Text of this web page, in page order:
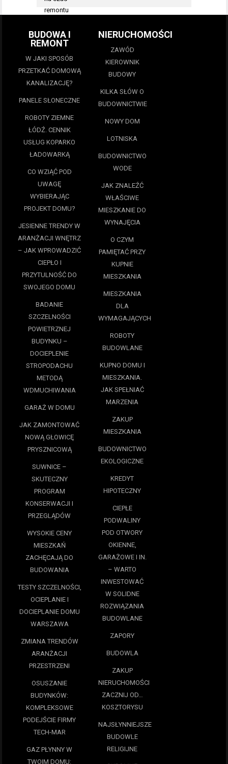
BUDOWA I
REMONT
W JAKI SPOSÓB
PRZETKAĆ DOMOWĄ
KANALIZACJĘ?
PANELE SŁONECZNE
ROBOTY ZIEMNE
ŁÓDŹ. CENNIK
USŁUG KOPARKO
ŁADOWARKĄ
CO WZIĄĆ POD
UWAGĘ
WYBIERAJĄC
PROJEKT DOMU?
JESIENNE TRENDY W
ARANŻACJI WNĘTRZ
– JAK WPROWADZIĆ
CIEPŁO I
PRZYTULNOŚĆ DO
SWOJEGO DOMU
BADANIE
SZCZELNOŚCI
POWIETRZNEJ
BUDYNKU –
DOCIEPLENIE
STROPODACHU
METODĄ
WDMUCHIWANIA
GARAŻ W DOMU
JAK ZAMONTOWAĆ
NOWĄ GŁOWICĘ
PRYSZNICOWĄ
SUWNICE –
SKUTECZNY
PROGRAM
KONSERWACJI I
PRZEGLĄDÓW
WYSOKIE CENY
MIESZKAŃ
ZACHĘCAJĄ DO
BUDOWANIA
TESTY SZCZELNOŚCI,
OCIEPLANIE I
DOCIEPLANIE DOMU
WARSZAWA
ZMIANA TRENDÓW
ARANŻACJI
PRZESTRZENI
OSUSZANIE
BUDYNKÓW:
KOMPLEKSOWE
PODEJŚCIE FIRMY
TECH-MAR
GAZ PŁYNNY W
TWOIM DOMU:
NIERUCHOMOŚCI
ZAWÓD
KIEROWNIK
BUDOWY
KILKA SŁÓW O
BUDOWNICTWIE
NOWY DOM
LOTNISKA
BUDOWNICTWO
WODE
JAK ZNALEŹĆ
WŁAŚCIWE
MIESZKANIE DO
WYNAJĘCIA
O CZYM
PAMIĘTAĆ PRZY
KUPNIE
MIESZKANIA
MIESZKANIA
DLA
WYMAGAJĄCYCH
ROBOTY
BUDOWLANE
KUPNO DOMU I
MIESZKANIA.
JAK SPEŁNIAĆ
MARZENIA
ZAKUP
MIESZKANIA
BUDOWNICTWO
EKOLOGICZNE
KREDYT
HIPOTECZNY
CIEPŁE
PODWALINY
POD OTWORY
OKIENNE,
GARAŻOWE I IN.
– WARTO
INWESTOWAĆ
W SOLIDNE
ROZWIĄZANIA
BUDOWLANE
ZAPORY
BUDOWLA
ZAKUP
NIERUCHOMOŚCI
ZACZNIJ OD…
KOSZTORYSU
NAJSŁYNNIEJSZE
BUDOWLE
RELIGIJNE